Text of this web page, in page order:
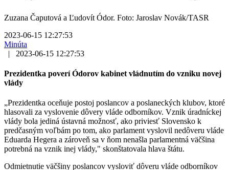
Zuzana Čaputová a Ľudovít Ódor. Foto: Jaroslav Novák/TASR
2023-06-15 12:27:53
Minúta
|
2023-06-15 12:27:53
Prezidentka poverí Ódorov kabinet vládnutím do vzniku novej
vlády
„Prezidentka oceňuje postoj poslancov a poslaneckých klubov, ktoré
hlasovali za vyslovenie dôvery vláde odborníkov. Vznik úradníckej
vlády bola jediná ústavná možnosť, ako priviesť Slovensko k
predčasným voľbám po tom, ako parlament vyslovil nedôveru vláde
Eduarda Hegera a zároveň sa v ňom nenašla parlamentná väčšina
potrebná na vznik inej vlády," skonštatovala hlava štátu.
Odmietnutie väčšiny poslancov vysloviť dôveru vláde odborníkov